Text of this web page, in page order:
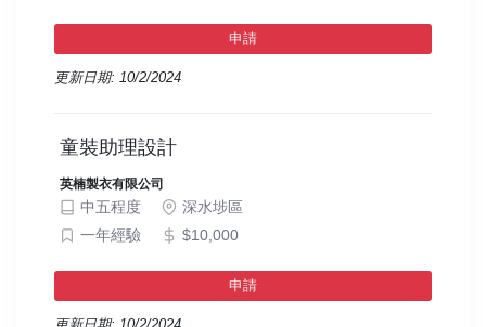
申請
更新日期: 10/2/2024
童裝助理設計
英楠製衣有限公司
中五程度
深水埗區
一年經驗
$10,000
申請
更新日期: 10/2/2024